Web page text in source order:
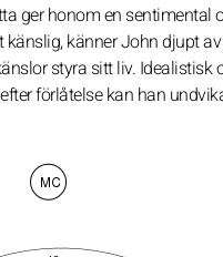
ger honom en
känner John djupt
styra sitt liv. Idealistisk
förlåtelse kan han